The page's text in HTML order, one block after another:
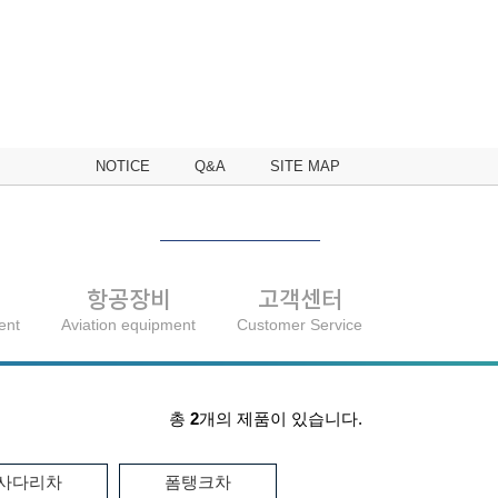
NOTICE Q&A SITE MAP
항공장비
Aviation equipment
고객센터
Customer Service
총 2개의 제품이 있습니다.
다리차 폼탱크차